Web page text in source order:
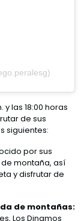
las 18:00 horas
de sus
siguientes:
por sus
montaña, así
y disfrutar de
de montañas:
Los Dinamos